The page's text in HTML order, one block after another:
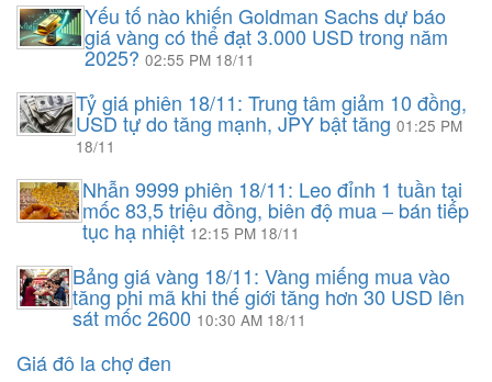
Yếu tố nào khiến Goldman Sachs dự báo
giá vàng có thể đạt 3.000 USD trong năm
2025?02:55 PM 18/11
Tỷ giá phiên 18/11: Trung tâm giảm 10 đồng,
USD tự do tăng mạnh, JPY bật tăng 01:25 PM
18/11
Nhẫn 9999 phiên 18/11: Leo đỉnh 1 tuần tại
mốc 83,5 triệu đồng, biên độ mua – bán tiếp
tục hạ nhiệt 12:15 PM 18/11
Bảng giá vàng 18/11: Vàng miếng mua vào
tăng phi mã khi thế giới tăng hơn 30 USD lên
sát mốc 2600 10:30 AM 18/11
Giá đô la chợ đen